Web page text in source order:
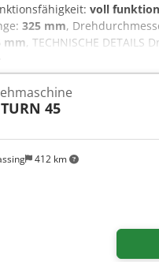
voll
325 mm,
mm, TECHNISCHE
Drehlänge: 325 mm
Drehzahlbereich: 20 -
in Z-Richtung
Fanuc 21T Leistung
Abmessung (L x B x
Futter Diverse
412 km
TURN 45